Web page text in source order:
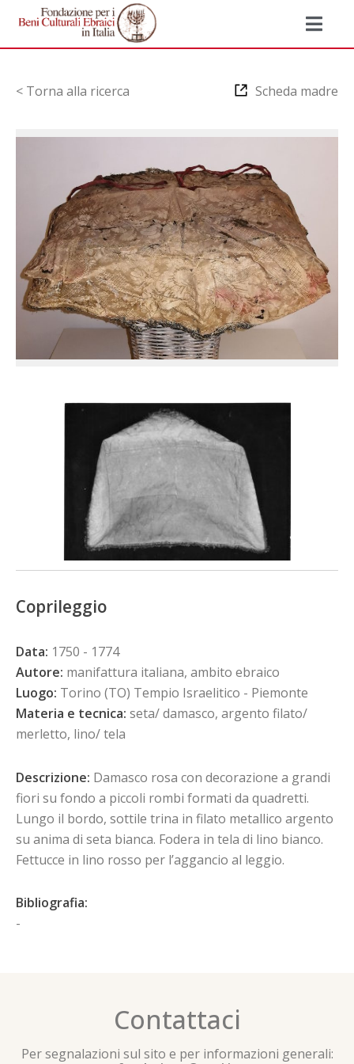
< Torna alla ricerca Scheda madre
Coprileggio
Data: 1750 - 1774
Autore: manifattura italiana, ambito ebraico
Luogo: Torino (TO) Tempio Israelitico - Piemonte
Materia e tecnica: seta/ damasco, argento filato/
merletto, lino/ tela
Descrizione: Damasco rosa con decorazione a grandi
fiori su fondo a piccoli rombi formati da quadretti.
Lungo il bordo, sottile trina in filato metallico argento
su anima di seta bianca. Fodera in tela di lino bianco.
Fettucce in lino rosso per l’aggancio al leggio.
Bibliografia:
-
Contattaci
Per segnalazioni sul sito e per informazioni generali: